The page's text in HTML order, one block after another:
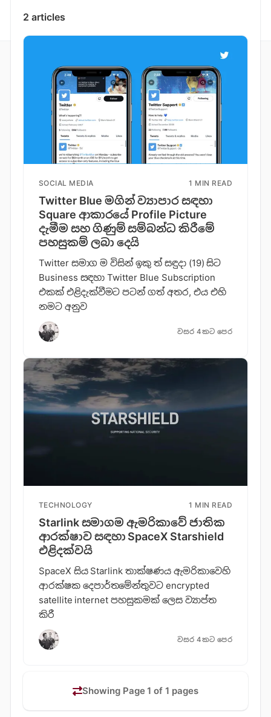
2 articles
SOCIAL MEDIA 1 MIN READ
Twitter Blue මගින් ව්‍යාපාර සඳහා
Square ආකාරයේ Profile Picture
දැමීම සහ ගිණුම් සම්බන්ධ කිරීමේ
පහසුකම් ලබා දෙයි
Twitter සමාග ම විසින් ඉකු ත් සඳුදා (19) සිට
Business සඳහා Twitter Blue Subscription
එකක් එළිදැක්වීමට පටන් ගත් අතර, එය එහි
නමට අනුව
වසර 4කට පෙර
TECHNOLOGY 1 MIN READ
Starlink සමාගම ඇමරිකා​වේ ජාතික
ආරක්ෂාව සඳහා SpaceX Starshield
එළිදක්වයි
SpaceX සිය Starlink තාක්ෂණය ඇමරිකාවෙහි
ආරක්ෂක දෙපාර්තමේන්තුවට encrypted
satellite internet පහසුකමක් ලෙස ව්‍යාප්ත
කිරී
වසර 4කට පෙර
Showing Page 1 of 1 pages